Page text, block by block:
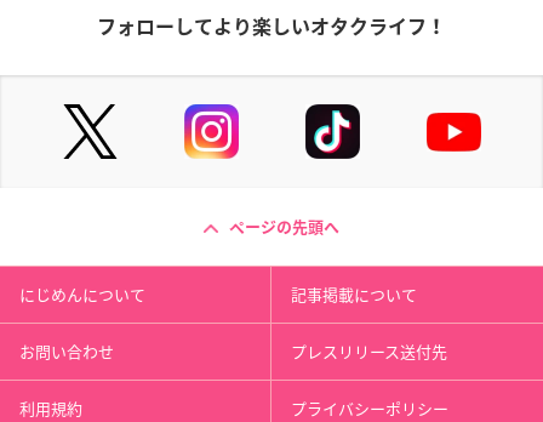
フォローしてより楽しいオタクライフ！
ページの先頭へ
にじめんについて 記事掲載について
お問い合わせ プレスリリース送付先
利用規約 プライバシーポリシー